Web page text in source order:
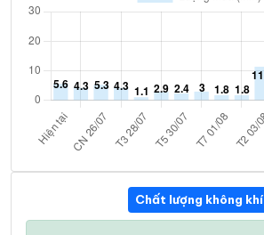
Chất lượng không khí